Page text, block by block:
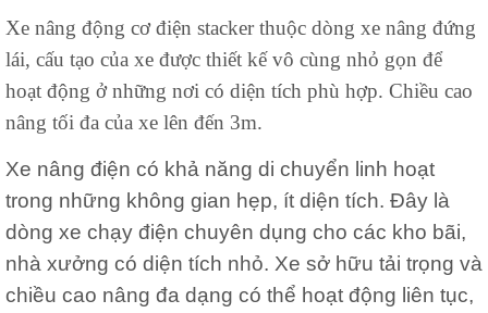
Xe nâng động cơ điện stacker thuộc dòng xe nâng đứng
lái, cấu tạo của xe được thiết kế vô cùng nhỏ gọn để
hoạt động ở những nơi có diện tích phù hợp. Chiều cao
nâng tối đa của xe lên đến 3m.
Xe nâng điện có khả năng di chuyển linh hoạt
trong những không gian hẹp, ít diện tích. Đây là
dòng xe chạy điện chuyên dụng cho các kho bãi,
nhà xưởng có diện tích nhỏ. Xe sở hữu tải trọng và
chiều cao nâng đa dạng có thể hoạt động liên tục,